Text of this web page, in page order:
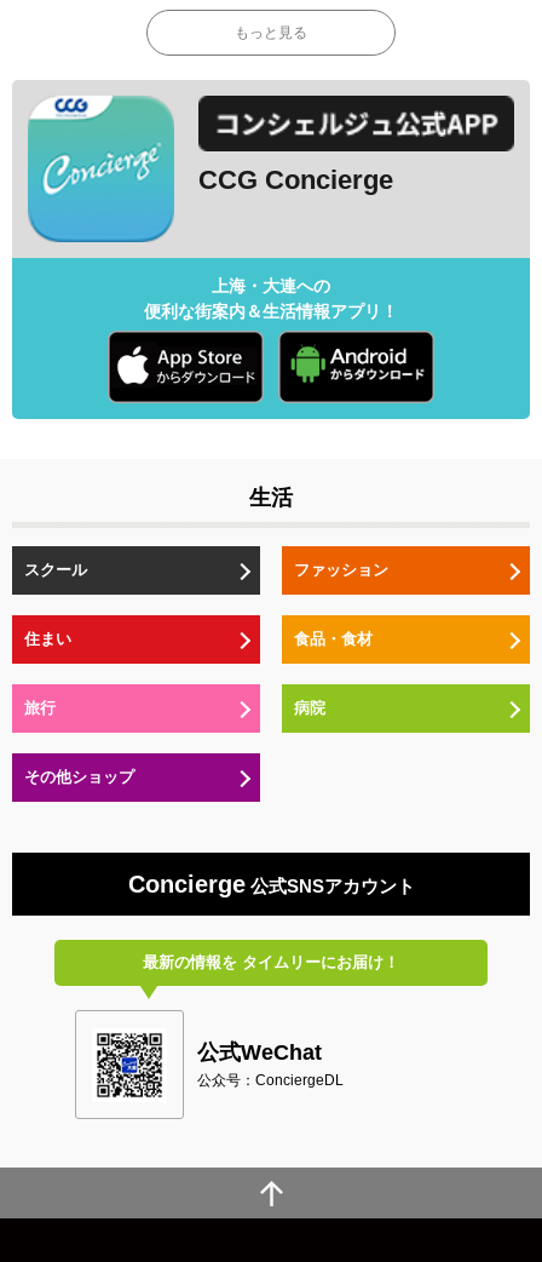
もっと見る
CCG Concierge
上海・大連への
便利な街案内＆生活情報アプリ！
生活
スクール ファッション
住まい 食品・食材
旅行 病院
その他ショップ
Concierge公式SNSアカウント
最新の情報をタイムリーにお届け！
公式WeChat
公众号：ConciergeDL